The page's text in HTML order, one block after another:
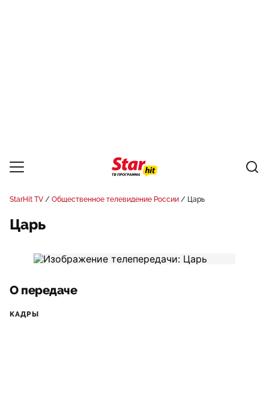
StarHit TV Общественное телевидение России Царь
Царь
О передаче
КАДРЫ